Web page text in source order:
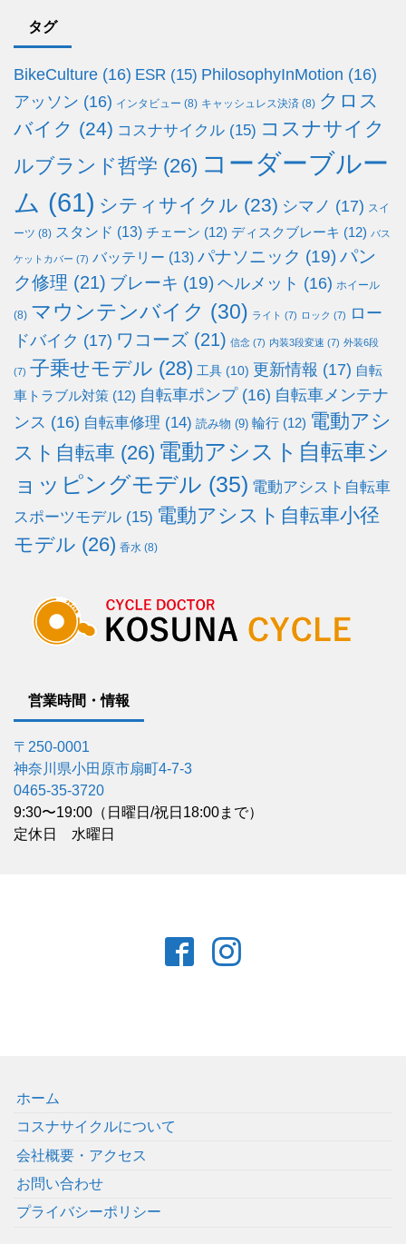
タグ
BikeCulture (16) ESR (15) PhilosophyInMotion (16)
アッソン (16) インタビュー (8) キャッシュレス決済 (8) クロス
バイク (24) コスナサイクル (15) コスナサイク
ルブランド哲学 (26) コーダーブルー
ム (61) シティサイクル (23) シマノ (17) スイ
ーツ (8) スタンド (13) チェーン (12) ディスクブレーキ (12) バス
ケットカバー (7) バッテリー (13) パナソニック (19)パン
ク修理 (21) ブレーキ (19) ヘルメット (16) ホイール
(8) マウンテンバイク (30) ライト (7) ロック (7)
ロー
ドバイク (17) ワコーズ (21) 信念 (7) 内装3段変速 (7) 外装6段
(7) 子乗せモデル (28) 工具 (10) 更新情報 (17) 自転
車トラブル対策 (12) 自転車ポンプ(16) 自転車メンテナ
ンス (16) 自転車修理 (14) 読み物 (9) 輪行 (12) 電動アシ
スト自転車 (26) 電動アシスト自転車シ
ョッピングモデル (35) 電動アシスト自転車
スポーツモデル (15) 電動アシスト自転車小径
モデル (26) 香水 (8)
営業時間・情報
〒250-0001
神奈川県小田原市扇町4-7-3
0465-35-3720
9:30〜19:00（日曜日/祝日18:00まで）
定休日 水曜日
ホーム
コスナサイクルについて
会社概要・アクセス
お問い合わせ
プライバシーポリシー